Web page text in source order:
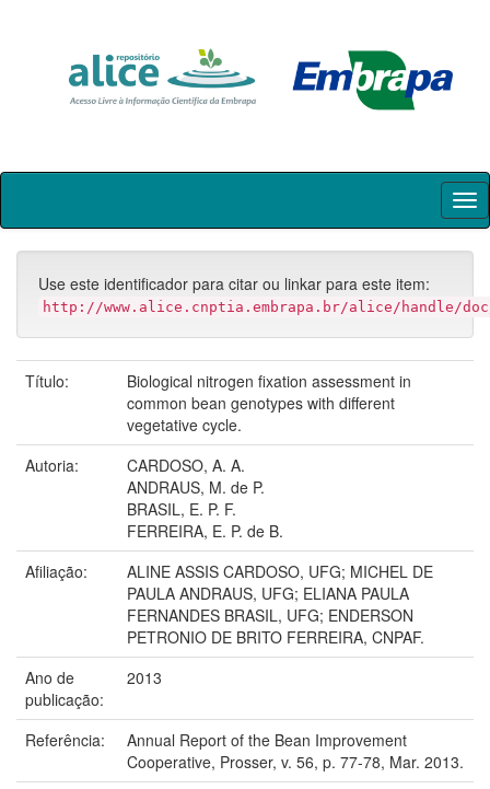
Skip
Use este identificador para citar ou linkar para este item:
http://www.alice.cnptia.embrapa.br/alice/handle/
Título:
Biological nitrogen fixation assessment in
common bean genotypes with different
vegetative cycle.
Autoria:
CARDOSO, A. A.
ANDRAUS, M. de P.
BRASIL, E. P. F.
FERREIRA, E. P. de B.
Afiliação:
ALINE ASSIS CARDOSO, UFG; MICHEL DE
PAULA ANDRAUS, UFG; ELIANA PAULA
FERNANDES BRASIL, UFG; ENDERSON
PETRONIO DE BRITO FERREIRA, CNPAF.
Ano de
publicação:
2013
Referência:
Annual Report of the Bean Improvement
Cooperative, Prosser, v. 56, p. 77-78, Mar. 2013.